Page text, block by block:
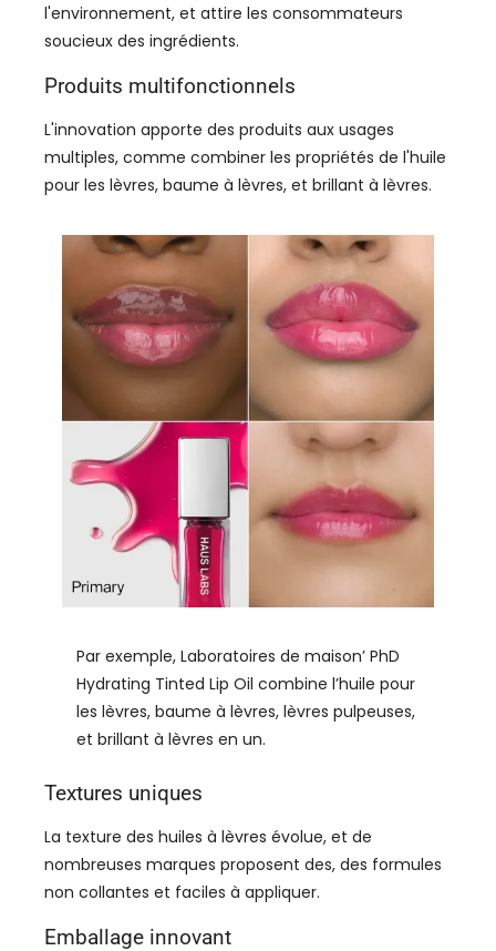
l'environnement, et attire les consommateurs
soucieux des ingrédients.
Produits multifonctionnels
L'innovation apporte des produits aux usages
multiples, comme combiner les propriétés de l'huile
pour les lèvres, baume à lèvres, et brillant à lèvres.
Par exemple, Laboratoires de maison’ PhD
Hydrating Tinted Lip Oil combine l’huile pour
les lèvres, baume à lèvres, lèvres pulpeuses,
et brillant à lèvres en un.
Textures uniques
La texture des huiles à lèvres évolue, et de
nombreuses marques proposent des, des formules
non collantes et faciles à appliquer.
Emballage innovant